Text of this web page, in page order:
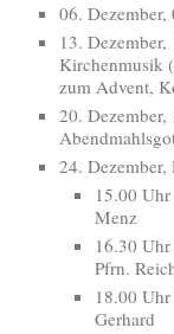
06.
13.
Kirchenmusik
zum Advent,
20.
24.
15.00
Menz
16.30
Pfrn.
18.00
Gerhard